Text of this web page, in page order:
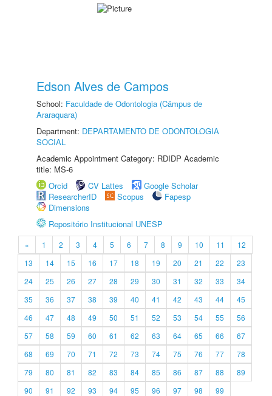
Edson Alves de Campos
School: Faculdade de Odontologia (Câmpus de
Araraquara)
Department: DEPARTAMENTO DE ODONTOLOGIA
SOCIAL
Academic Appointment Category: RDIDP Academic
title: MS-6
Orcid
CV Lattes
Google Scholar
ResearcherID
Scopus
Fapesp
Dimensions
Repositório Institucional UNESP
« 1 2 3 4 5 6 7 8 9 10 11
12
13
14 15 16 17 18 19 20 21 22
23
24
25 26 27 28 29 30 31 32 33
34
35
36 37 38 39 40 41 42 43 44
45
46
47 48 49 50 51 52 53 54 55
56
57
58 59 60 61 62 63 64 65 66
67
68
69 70 71 72 73 74 75 76 77
78
79
80 81 82 83 84 85 86 87 88
89
90
91 92 93 94 95 96 97 98
99